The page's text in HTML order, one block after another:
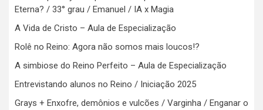
Eterna? / 33° grau / Emanuel / IA x Magia
A Vida de Cristo – Aula de Especialização
Rolê no Reino: Agora não somos mais loucos!?
A simbiose do Reino Perfeito – Aula de Especialização
Entrevistando alunos no Reino / Iniciação 2025
Grays + Enxofre, demônios e vulcões / Varginha / Enganar o